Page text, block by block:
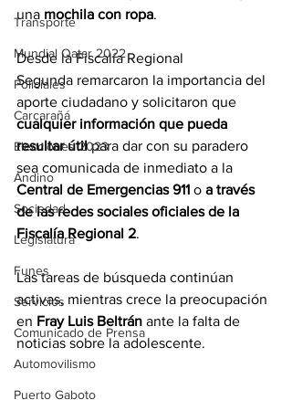
Transporte
Mundial Qatar 2022
Policiales
Carcarañá
Elecciones 2023
Andino
Sociedad
Legislatura
Funes
Servicios
Comunicado de Prensa
Automovilismo
Puerto Gaboto
una mochila con ropa.
Desde la Fiscalía Regional
Segunda remarcaron la importancia del
aporte ciudadano y solicitaron que
cualquier información que pueda
resultar útil para dar con su paradero
sea comunicada de inmediato a la
Central de Emergencias 911 o a través
de las redes sociales oficiales de la
Fiscalía Regional 2.
Las tareas de búsqueda continúan
activas, mientras crece la preocupación
en Fray Luis Beltrán ante la falta de
noticias sobre la adolescente.